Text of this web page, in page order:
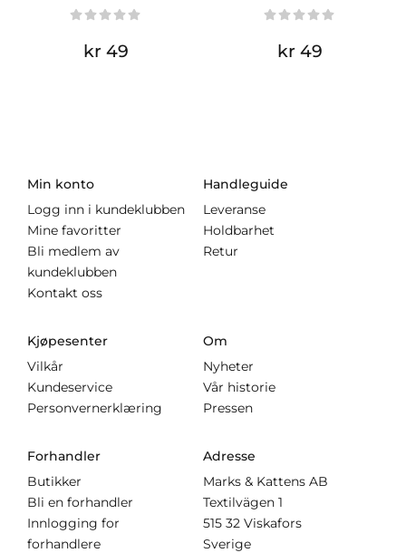
kr 49 kr 49
Min konto
Logg inn i kundeklubben
Mine favoritter
Bli medlem av
kundeklubben
Kontakt oss
Handleguide
Leveranse
Holdbarhet
Retur
Kjøpesenter
Vilkår
Kundeservice
Personvernerklæring
Om
Nyheter
Vår historie
Pressen
Forhandler
Butikker
Bli en forhandler
Innlogging for
forhandlere
Adresse
Marks & Kattens AB
Textilvägen 1
515 32 Viskafors
Sverige